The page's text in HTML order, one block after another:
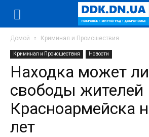
Домой Криминал и Происшествия
Криминал и Происшествия Новости
Находка может
свободы жителей
Красноармейска
лет